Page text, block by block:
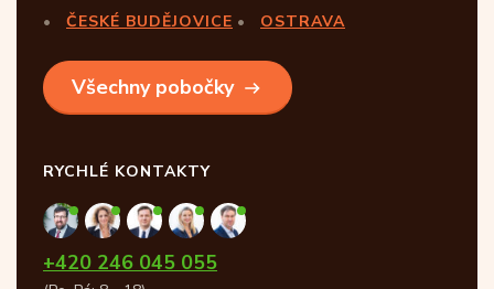
ČESKÉ BUDĚJOVICE
OSTRAVA
Všechny pobočky
RYCHLÉ KONTAKTY
+420 246 045 055